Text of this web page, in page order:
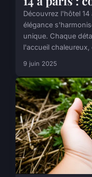
Découvrez l'hôtel
élégance
unique. Chaque
l'accueil
9 juin 2025